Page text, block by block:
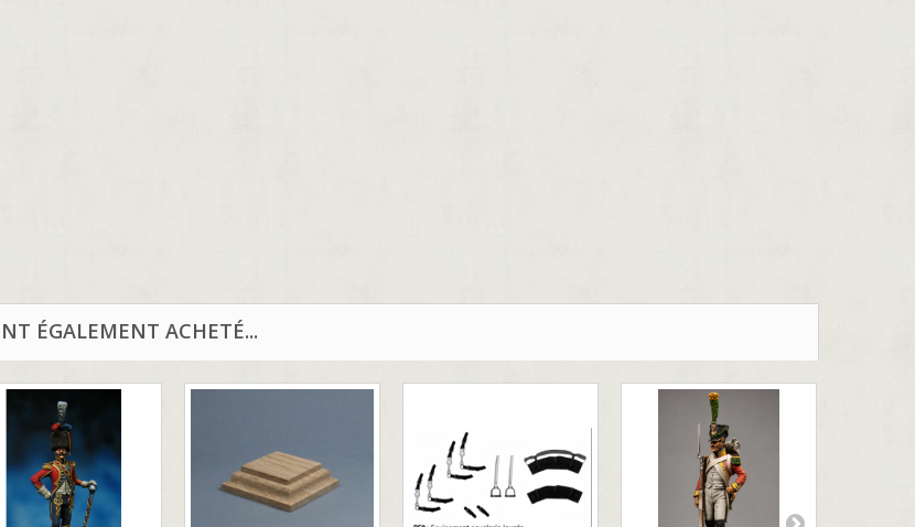
ÉGALEMENT ACHETÉ...